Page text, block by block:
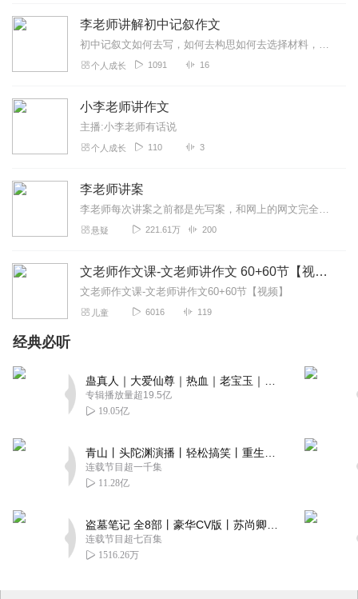
李老师讲解初中记叙作文
初中记叙文如何去写，如何去构思如何去选择材料，我带着同学们一同去探索，一同去学习。
个人成长 1091 16
小李老师讲作文
主播:小李老师有话说
个人成长 110 3
李老师讲案
李老师每次讲案之前都是先写案，和网上的网文完全不同，因为李老师追求的是真实，而且是史上最全的作案经过，其他地方你是听不到的；
悬疑 221.61万 200
文老师作文课-文老师讲作文 60+60节【视频】
文老师作文课-文老师讲作文60+60节【视频】
儿童 6016 119
经典必听
专辑播放量超19.5亿
19.05亿
连载节目超一千集
11.28亿
连载节目超七百集
1516.26万